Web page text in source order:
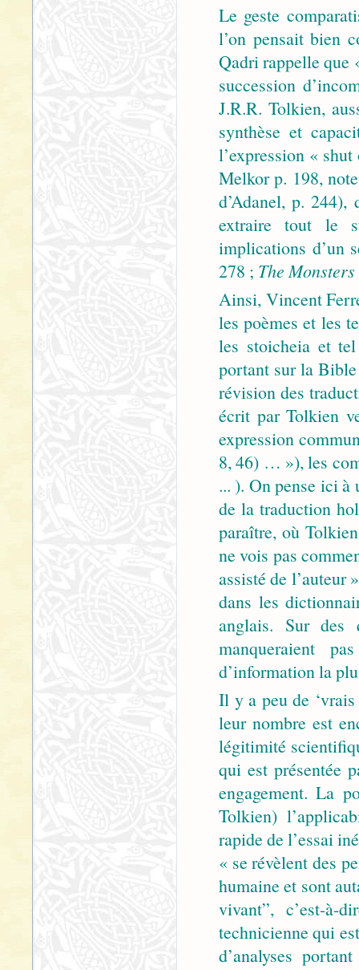
Le geste
l’on pensait bien
Qadri rappelle que
succession
J.R.R. Tolkien,
synthèse et
l’expression «
Melkor p. 198,
d’Adanel, p.
extraire tout le
implications d’un
278 ; The
Ainsi, Vincent
les poèmes et les
les stoicheia et tel
portant sur la
révision des
écrit par Tolkien
expression
8, 46) … »), les
... ). On pense ici à
de la traduction
paraître, où
ne vois pas
assisté de l’auteur
dans les
anglais. Sur des
manqueraient
d’information la
Il y a peu de
leur nombre est
légitimité
qui est présentée
engagement. La
Tolkien)
rapide de l’essai
« se révèlent des
humaine et sont
vivant”, c’est-
technicienne qui
d’analyses